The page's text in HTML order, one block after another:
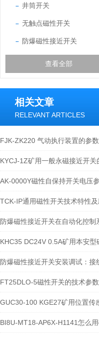
井筒开关
无触点磁性开关
防爆磁性接近开关
查看全部
相关文章
RELEVANT ARTICLES
FJK-ZK220 气动执行装置的参数
FT25DLO-5磁性开关的技术参数